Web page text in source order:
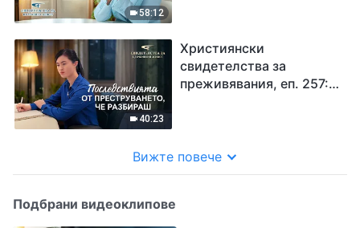
58:12
40:23
Християнски
свидетелства за
преживявания, еп. 257:
Вижте повече
Подбрани видеоклипове